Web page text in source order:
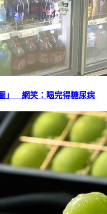
」 網笑：喝完得糖尿病